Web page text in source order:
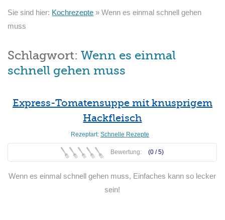
Sie sind hier: Kochrezepte »Wenn es einmal schnell gehen
muss
Schlagwort:Wenn es einmal
schnell gehen muss
Express-Tomatensuppe mit knusprigem
Hackfleisch
Rezeptart: Schnelle Rezepte
Bewertung: (0 /5)
Wenn es einmal schnell gehen muss, Einfaches kann so lecker
sein!